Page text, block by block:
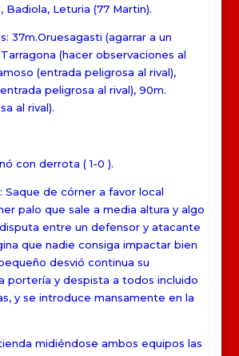
Badiola, Leturia (77 Martin).
37m.Oruesagasti (agarrar a un
(hacer observaciones al
(entrada peligrosa al rival),
peligrosa al rival), 90m.
al rival).
con derrota ( 1-0 ).
Saque de córner a favor local
palo que sale a media altura y algo
entre un defensor y atacante
que nadie consiga impactar bien
desvió continua su
portería y despista a todos incluido
y se introduce mansamente en la
midiéndose ambos equipos las